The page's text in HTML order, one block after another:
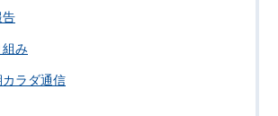
告
み
カラダ通信